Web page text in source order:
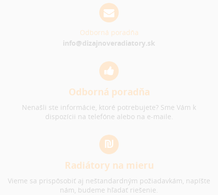
Odborná poradňa
info@dizajnoveradiatory.sk
Odborná poradňa
Nenašli ste informácie, ktoré potrebujete? Sme Vám k
dispozícii na telefóne alebo na e-maile.
Radiátory na mieru
Vieme sa prispôsobiť aj neštandardným požiadavkám, napíšte
nám, budeme hľadať riešenie.